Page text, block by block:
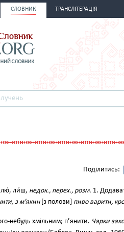
СЛОВНИК ТРАНСЛІТЕРАЦІЯ
Поділитись:
ли́ш, недок., перех., розм. 1.
з м’якин[з полови] пиво варити,
небудь хмільним; п’янити. Чарки